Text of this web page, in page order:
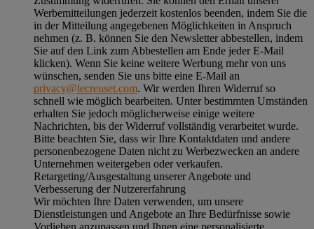
Werbemitteilungen jederzeit kostenlos beenden, indem Sie die
in der Mitteilung angegebenen Möglichkeiten in Anspruch
nehmen (z. B. können Sie den Newsletter abbestellen, indem
Sie auf den Link zum Abbestellen am Ende jeder E-Mail
klicken). Wenn Sie keine weitere Werbung mehr von uns
wünschen, senden Sie uns bitte eine E-Mail an
privacy@lecreuset.com. Wir werden Ihren Widerruf so
schnell wie möglich bearbeiten. Unter bestimmten Umständen
erhalten Sie jedoch möglicherweise einige weitere
Nachrichten, bis der Widerruf vollständig verarbeitet wurde.
Bitte beachten Sie, dass wir Ihre Kontaktdaten und andere
personenbezogene Daten nicht zu Werbezwecken an andere
Unternehmen weitergeben oder verkaufen.
Retargeting/Ausgestaltung unserer Angebote und
Verbesserung der Nutzererfahrung
Wir möchten Ihre Daten verwenden, um unsere
Dienstleistungen und Angebote an Ihre Bedürfnisse sowie
Vorlieben anzupassen und Ihnen eine personalisierte